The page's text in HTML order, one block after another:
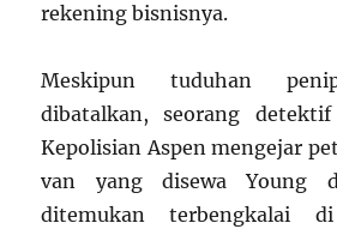
rekening bisnisnya.
Meskipun tuduhan
dibatalkan, seorang
Kepolisian Aspen mengejar
van yang disewa Young
ditemukan terbengkalai